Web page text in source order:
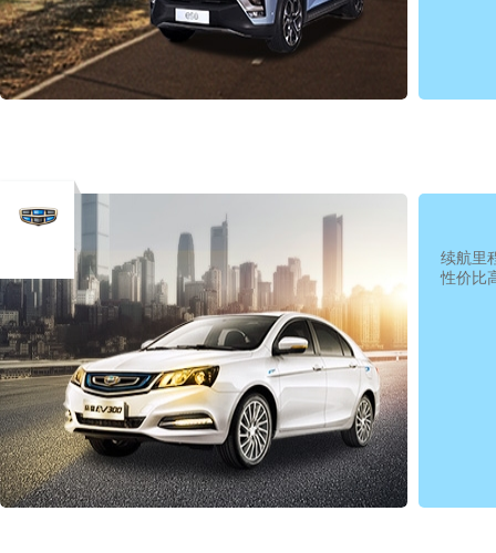
续航里
性价比